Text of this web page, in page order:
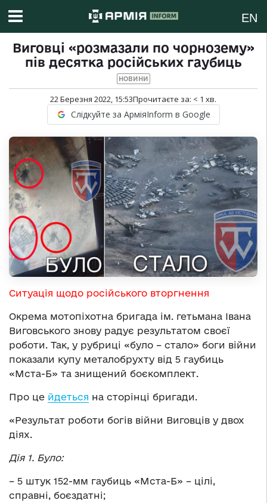
EN
Виговці «розмазали по чорнозему»
пів десятка російських гаубиць
НОВИНИ
22 Березня 2022, 15:53Прочитаєте за: < 1 хв.
Слідкуйте за АрміяInform в Google
Ситуація щодо російського вторгнення
Окрема мотопіхотна бригада ім. гетьмана Івана
Виговського знову радує результатом своєї
роботи. Так, у рубриці «було – стало» боги війни
показали купу металобрухту від 5 гаубиць
«Мста-Б» та знищений боєкомплект.
Про це йдеться на сторінці бригади.
«Результат роботи богів війни Виговців у двох
діях.
Дія 1. Було:
– 5 штук 152-мм гаубиць «Мста-Б» – цілі,
справні, боєздатні;